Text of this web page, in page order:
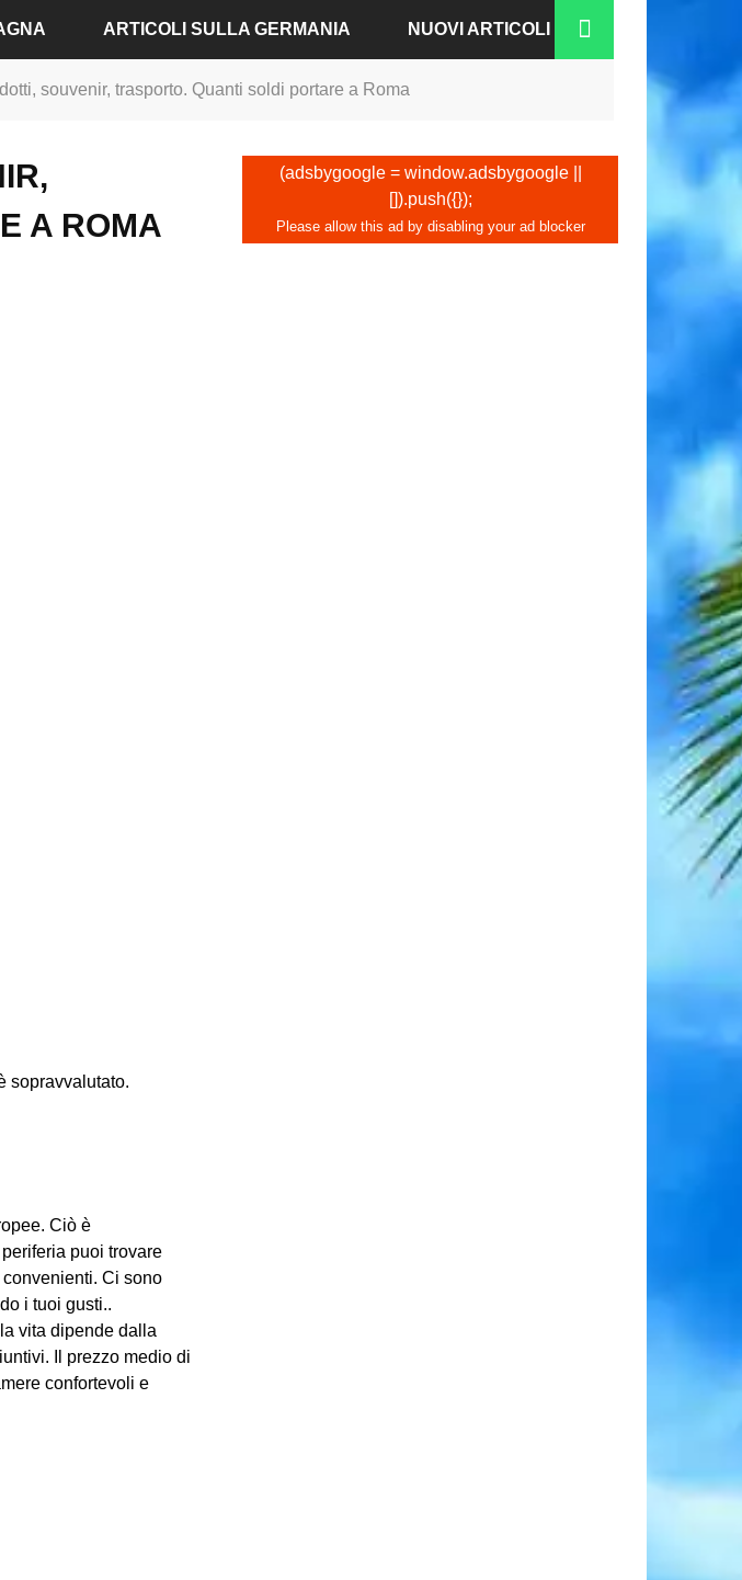
ARTICOLI SULLA GERMANIA
ARTICOLI SU BADEN-BADEN
ARTICOLI SU BERLINO
NUOVI ARTICOLI
souvenir, trasporto. Quanti soldi portare a Roma
A ROMA
sopravvalutato.
Ciò è
puoi trovare
Ci sono
i tuoi gusti..
vita dipende dalla
Il prezzo medio di
confortevoli e
(adsbygoogle = window.adsbygoogle ||
[]).push({});